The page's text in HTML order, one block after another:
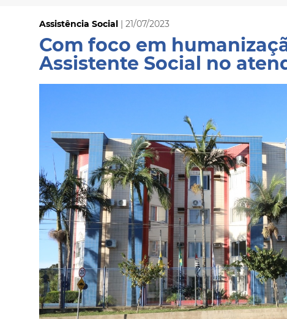
Assistência Social | 21/07/2023
Com foco em
Assistente Social no